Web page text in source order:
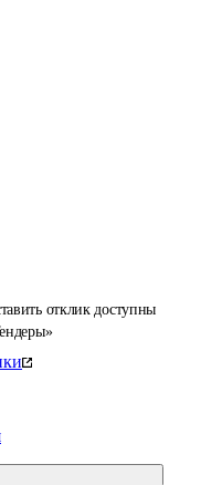
отклик доступны